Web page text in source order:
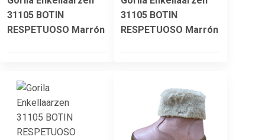
31105 BOTIN
RESPETUOSO Marrón
31105 BOTIN
RESPETUOSO Marrón